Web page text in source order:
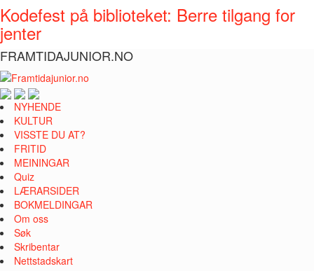
Kodefest på biblioteket: Berre tilgang for
jenter
FRAMTIDAJUNIOR.NO
NYHENDE
KULTUR
VISSTE DU AT?
FRITID
MEININGAR
Quiz
LÆRARSIDER
BOKMELDINGAR
Om oss
Søk
Skribentar
Nettstadskart